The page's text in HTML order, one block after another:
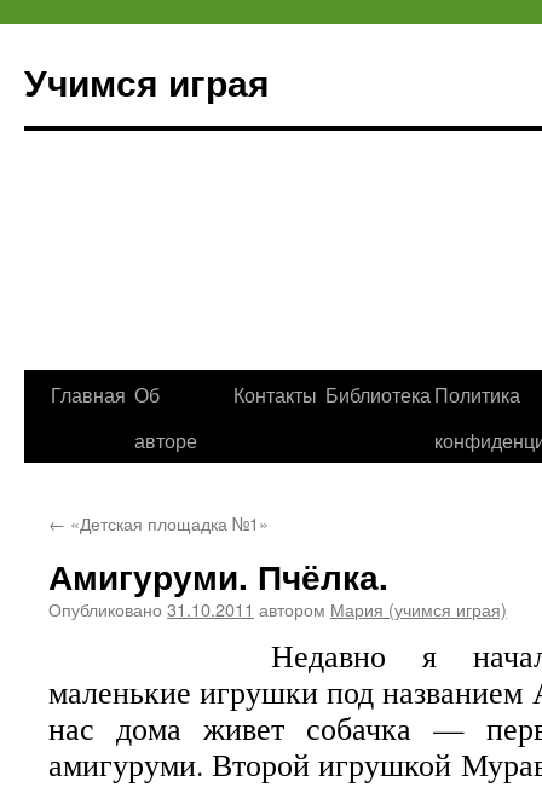
Учимся играя
Перейти
Главная Об
авторе
Контакты Библиотека Политика
← «Детская площадка №1»
Амигуруми. Пчёлка.
Опубликовано 31.10.2011 автором Мария (учимся играя)
Недавно я
маленькие игрушки под
нас дома живет собачка —
амигуруми. Второй игрушкой